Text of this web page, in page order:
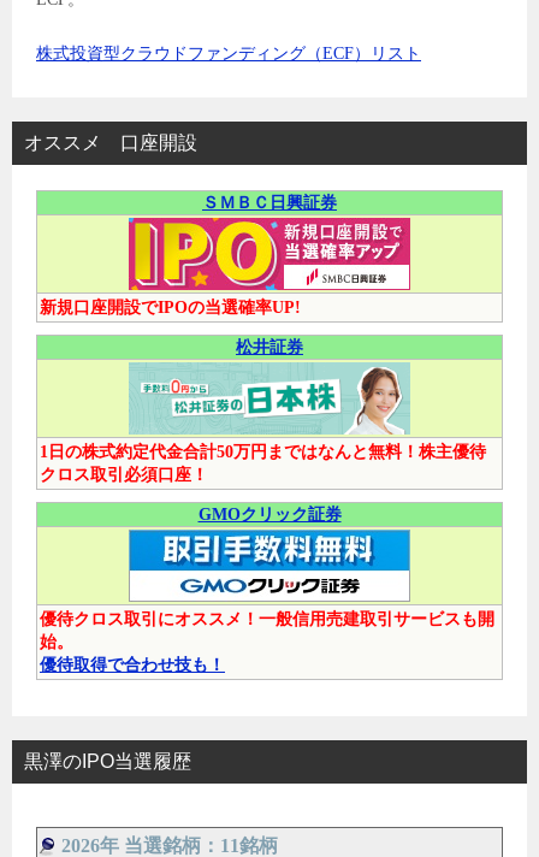
株式投資型クラウドファンディング（ECF）リスト
オススメ 口座開設
ＳＭＢＣ日興証券
新規口座開設でIPOの当選確率UP!
松井証券
1日の株式約定代金合計50万円まではなんと無料！株主優待
クロス取引必須口座！
GMOクリック証券
優待クロス取引にオススメ！一般信用売建取引サービスも開
始。
優待取得で合わせ技も！
黒澤のIPO当選履歴
2026年 当選銘柄：11銘柄